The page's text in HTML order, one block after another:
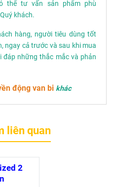
thể tư vấn sản phẩm phù
khách.
hàng, người tiêu dùng tốt
ngay cả trước và sau khi mua
đáp những thắc mắc và phản
động van bi khác
liên quan
2